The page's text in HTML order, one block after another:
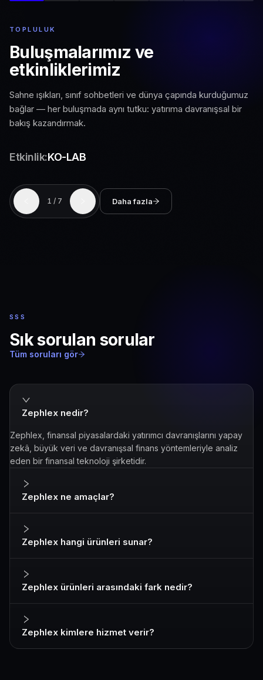
TOPLULUK
Buluşmalarımız ve
etkinliklerimiz
Sahne ışıkları, sınıf sohbetleri ve dünya çapında kurduğumuz
bağlar — her buluşmada aynı tutku: yatırıma davranışsal bir
bakış kazandırmak.
Etkinlik:BTM Sahne XL
2 / 7 Daha fazla
SSS
Sık sorulan sorular
Tüm soruları gör
Zephlex nedir?
Zephlex, finansal piyasalardaki yatırımcı davranışlarını yapay
zekâ, büyük veri ve davranışsal finans yöntemleriyle analiz
eden bir finansal teknoloji şirketidir.
Zephlex ne amaçlar?
Zephlex hangi ürünleri sunar?
Zephlex ürünleri arasındaki fark nedir?
Zephlex kimlere hizmet verir?